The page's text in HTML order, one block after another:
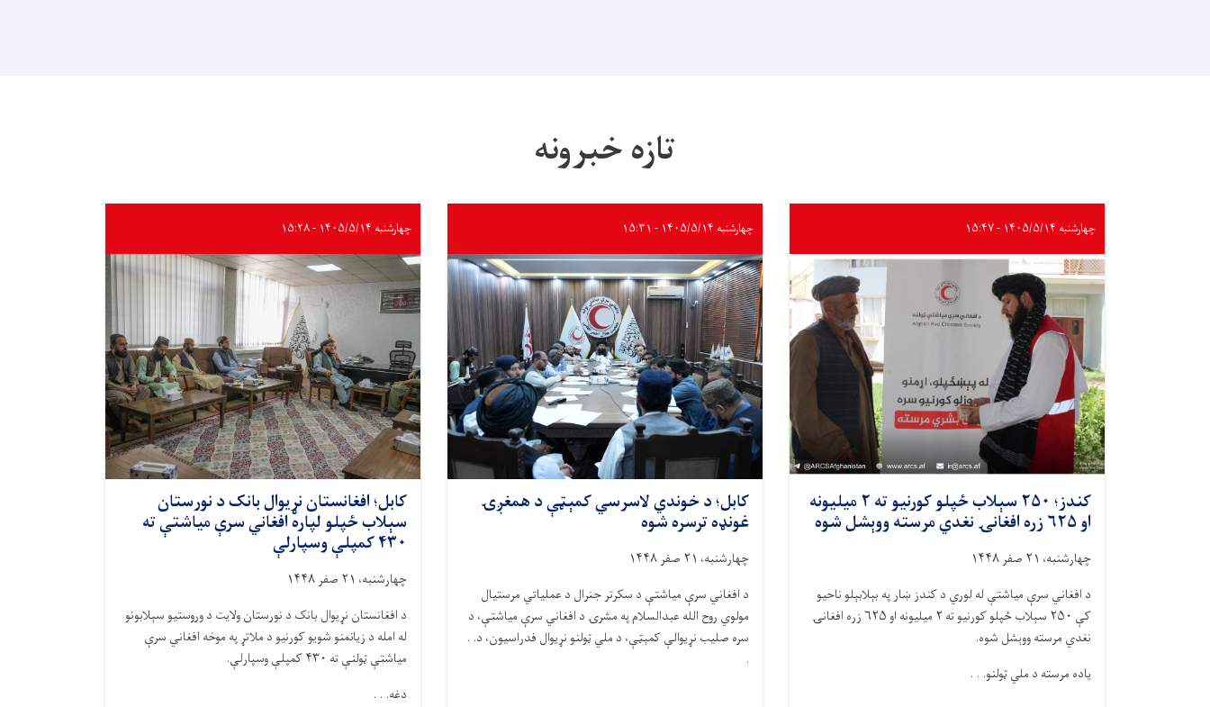
تازه خبرونه
چهارشنبه ۱۴۰۵/۵/۱۴ - ۱۵:۴۷
کندز؛ ۲۵۰ سېلاب ځپلو کورنیو ته ۲ میلیونه
او ۶۲۵ زره افغانۍ نغدي مرسته ووېشل شوه
چهارشنبه، ۲۱ صفر ۱۴۴۸
د افغاني سرې میاشتې له لوري د کندز ښار په بېلابېلو ناحیو
کې ۲۵۰ سېلاب ځپلو کورنیو ته ۲ میلیونه او ۶۲۵ زره افغانۍ
نغدي مرسته ووېشل شوه.
یاده مرسته د ملي ټولنو. . .
چهارشنبه ۱۴۰۵/۵/۱۴ - ۱۵:۳۱
کابل؛ د خوندي لاسرسي کمېټې د همغږۍ
غونډه ترسره شوه
چهارشنبه، ۲۱ صفر ۱۴۴۸
د افغاني سرې میاشتې د سکرتر جنرال د عملیاتي مرستیال
مولوي روح الله عبدالسلام په مشرۍ د افغاني سرې میاشتې، د
سره صلیب نړیوالې کمېټې، د ملي ټولنو نړیوال فدراسیون، د. .
.
چهارشنبه ۱۴۰۵/۵/۱۴ - ۱۵:۲۸
کابل؛ افغانستان نړیوال بانک د نورستان
سېلاب ‌ځپلو لپاره افغاني سرې میاشتې ته
۴۳۰ کمپلې وسپارلې
چهارشنبه، ۲۱ صفر ۱۴۴۸
د افغانستان نړیوال بانک د نورستان ولایت د وروستیو سېلابونو
له امله د زیانمنو شویو کورنیو د ملاتړ په موخه افغاني سرې
میاشتې ټولنې ته ۴۳۰ کمپلې وسپارلې.
دغه. . .